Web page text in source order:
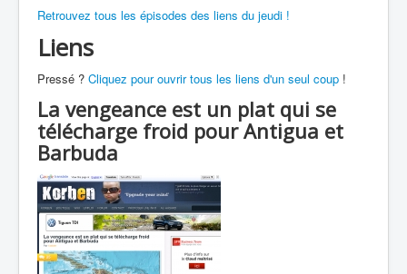
Retrouvez tous les épisodes des liens du jeudi !
Liens
Pressé ? Cliquez pour ouvrir tous les liens d'un seul coup !
La vengeance est un plat qui se
télécharge froid pour Antigua et
Barbuda